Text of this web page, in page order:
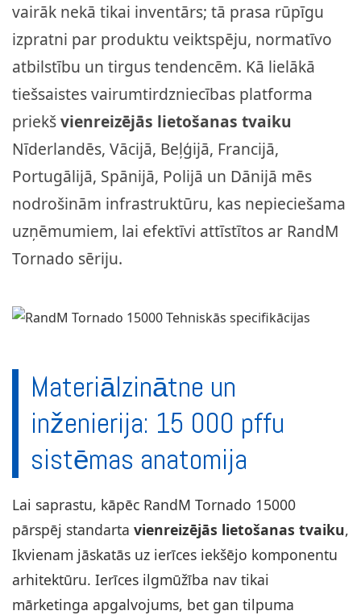
vairāk nekā tikai inventārs; tā prasa rūpīgu
izpratni par produktu veiktspēju, normatīvo
atbilstību un tirgus tendencēm. Kā lielākā
tiešsaistes vairumtirdzniecības platforma
priekšvienreizējās lietošanas tvaiku
Nīderlandēs, Vācijā, Beļģijā, Francijā,
Portugālijā, Spānijā, Polijā un Dānijā mēs
nodrošinām infrastruktūru, kas nepieciešama
uzņēmumiem, lai efektīvi attīstītos ar RandM
Tornado sēriju.
Materiālzinātne un
inženierija: 15 000 pffu
sistēmas anatomija
Lai saprastu, kāpēc RandM Tornado 15000
pārspēj standarta vienreizējās lietošanas tvaiku,
Ikvienam jāskatās uz ierīces iekšējo komponentu
arhitektūru. Ierīces ilgmūžība nav tikai
mārketinga apgalvojums, bet gan tilpuma